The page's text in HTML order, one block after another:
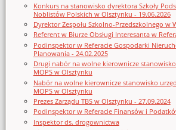
Konkurs na stanowisko dyrektora Szkoły
Noblistów Polskich w Olsztynku - 19.06.2026
Dyrektor Zespołu Szkolno-Przedszkolnego w
Referent w Biurze Obsługi Interesanta w
Podinspektor w Referacie Gospodarki
Planowania - 24.02.2025
Drugi nabór na wolne kierownicze
MOPS w Olsztynku
Nabór na wolne kierownicze stanowisko
MOPS w Olsztynku
Prezes Zarządu TBS w Olsztynku - 27.09.2024
Podinspektor w Referacie Finansów i
Inspektor ds. drogownictwa